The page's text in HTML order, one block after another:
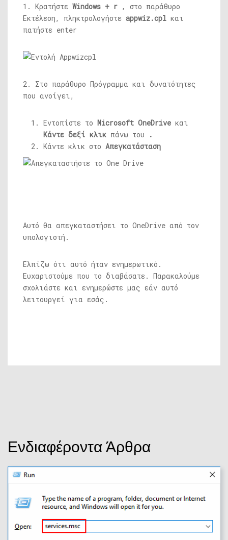
1. Κρατήστε Windows + r , στο παράθυρο
Εκτέλεση, πληκτρολογήστε appwiz.cpl και
πατήστε enter
2. Στο παράθυρο Πρόγραμμα και δυνατότητες
που ανοίγει,
Εντοπίστε το Microsoft OneDrive και
Κάντε δεξί κλικ πάνω του
.
Κάντε κλικ στο Απεγκατάσταση
Αυτό θα απεγκαταστήσει το OneDrive από τον
υπολογιστή.
Ελπίζω ότι αυτό ήταν ενημερωτικό.
Ευχαριστούμε που το διαβάσατε. Παρακαλούμε
σχολιάστε και ενημερώστε μας εάν αυτό
λειτουργεί για εσάς.
Ενδιαφέροντα Άρθρα